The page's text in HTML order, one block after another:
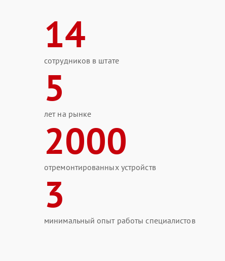
14
сотрудников в штате
5
лет на рынке
2000
отремонтированных устройств
3
минимальный опыт работы специалистов